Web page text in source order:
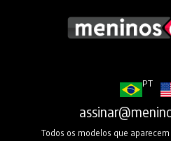
PT
Todos os modelos que